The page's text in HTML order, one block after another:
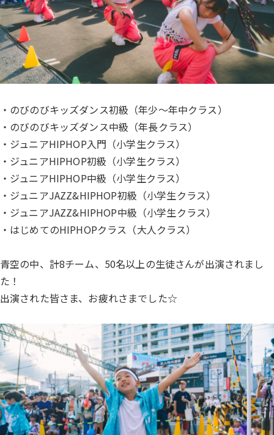
・のびのびキッズダンス初級（年少〜年中クラス）
・のびのびキッズダンス中級（年長クラス）
・ジュニアHIPHOP入門（小学生クラス）
・ジュニアHIPHOP初級（小学生クラス）
・ジュニアHIPHOP中級（小学生クラス）
・ジュニアJAZZ&HIPHOP初級（小学生クラス）
・ジュニアJAZZ&HIPHOP中級（小学生クラス）
・はじめてのHIPHOPクラス（大人クラス）
青空の中、計8チーム、50名以上の生徒さんが出演されまし
た！
出演された皆さま、お疲れさまでした☆